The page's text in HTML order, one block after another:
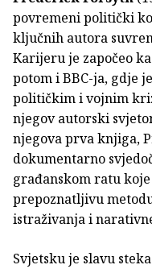
povremeni politički
ključnih autora
Karijeru je započeo
potom i BBC-ja, gdje
političkim i vojnim
njegov autorski
njegova prva knjiga,
dokumentarno
građanskom ratu
prepoznatljivu
istraživanja i
Svjetsku je slavu